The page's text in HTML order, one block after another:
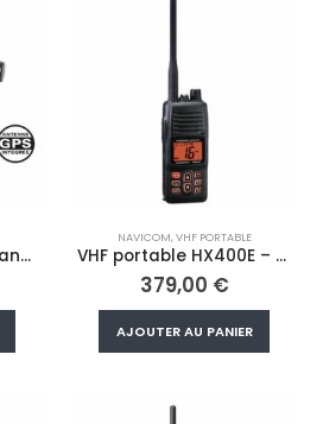
VHF fixe RT750 avec antenne GPS intégrée
NAVICOM,VHF PORTABLE
VHF portable HX400E – étanche – flashlight
379,00 €
AJOUTER AU PANIER